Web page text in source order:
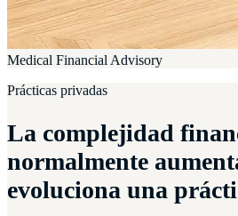
Medical Financial Advisory
Prácticas privadas
La complejidad
normalmente
evoluciona una